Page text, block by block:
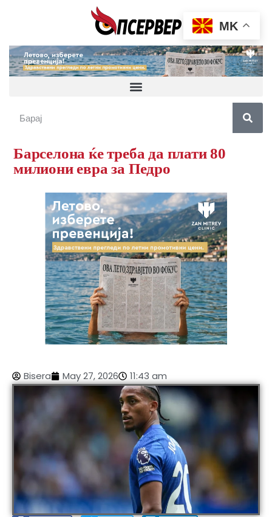
Барселона ќе треба да плати 80
милиони евра за Педро
Bisera May 27, 2026 11:43 am
MK